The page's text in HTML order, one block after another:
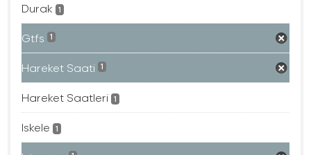
Durak 1
Gtfs 1
Hareket Saati 1
Hareket Saatleri 1
Iskele 1